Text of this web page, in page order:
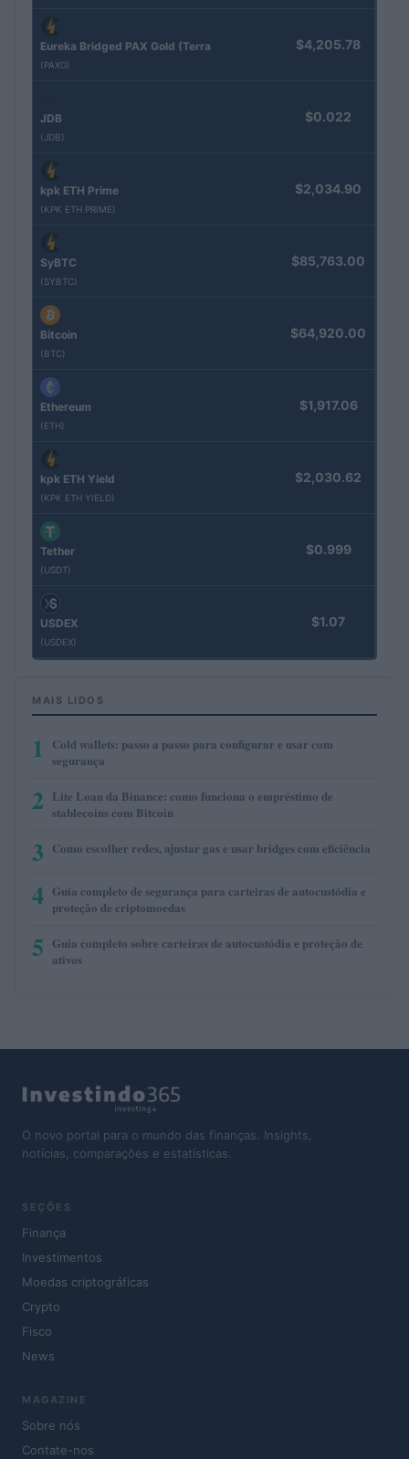
Eureka Bridged PAX Gold (Terra
(PAXG)
$4,205.78
JDB
(JDB)
$0.022
kpk ETH Prime
(KPK ETH PRIME)
$2,034.90
SyBTC
(SYBTC)
$85,763.00
Bitcoin
(BTC)
$64,920.00
Ethereum
(ETH)
$1,917.06
kpk ETH Yield
(KPK ETH YIELD)
$2,030.62
Tether
(USDT)
$0.999
USDEX
(USDEX)
$1.07
MAIS LIDOS
1
Cold wallets: passo a passo para configurar e usar com
segurança
2 Lite Loan da Binance: como funciona o empréstimo de
stablecoins com Bitcoin
3 Como escolher redes, ajustar gas e usar bridges com eficiência
4 Guia completo de segurança para carteiras de autocustódia e
proteção de criptomoedas
5 Guia completo sobre carteiras de autocustódia e proteção de
ativos
O novo portal para o mundo das finanças. Insights,
notícias, comparações e estatísticas.
SEÇÕES
Finança
Investimentos
Moedas criptográficas
Crypto
Fisco
News
MAGAZINE
Sobre nós
Contate-nos